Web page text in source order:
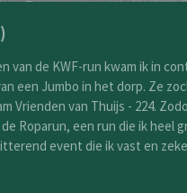
van de KWF-run kwam ik in
een Jumbo in het dorp. Ze
Vrienden van Thuijs - 224.
Roparun, een run die ik heel
event die ik vast en